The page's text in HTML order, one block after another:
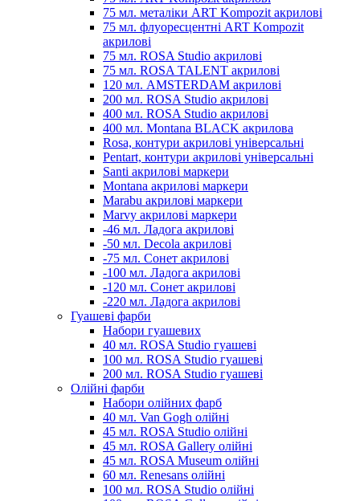
75 мл. металіки ART Kompozit акрилові
75 мл. флуоресцентні ART Kompozit
акрилові
75 мл. ROSA Studio акрилові
75 мл. ROSA TALENT акрилові
120 мл. AMSTERDAM акрилові
200 мл. ROSA Studio акрилові
400 мл. ROSA Studio акрилові
400 мл. Montana BLACK акрилова
Rosa, контури акрилові універсальні
Pentart, контури акрилові універсальні
Santi акрилові маркери
Montana акрилові маркери
Marabu акрилові маркери
Marvy акрилові маркери
-46 мл. Ладога акрилові
-50 мл. Decola акрилові
-75 мл. Сонет акрилові
-100 мл. Ладога акрилові
-120 мл. Сонет акрилові
-220 мл. Ладога акрилові
Гуашеві фарби
Набори гуашевих
40 мл. ROSA Studio гуашеві
100 мл. ROSA Studio гуашеві
200 мл. ROSA Studio гуашеві
Олійні фарби
Набори олійних фарб
40 мл. Van Gogh олійні
45 мл. ROSA Studio олійні
45 мл. ROSA Gallery олійні
45 мл. ROSA Museum олійні
60 мл. Renesans олійні
100 мл. ROSA Studio олійні